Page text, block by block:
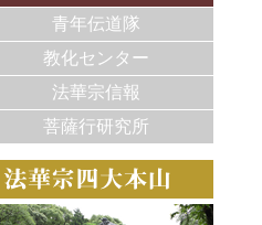
青年伝道隊
教化センター
法華宗信報
菩薩行研究所